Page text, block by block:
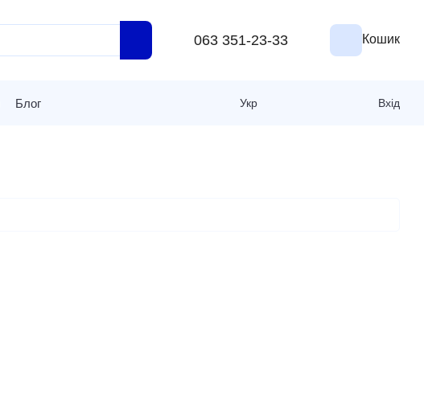
063 351-23-33 Кошик
Блог Укр Вхід